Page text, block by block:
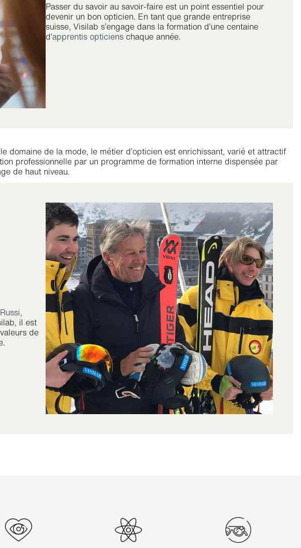
Passer du savoir au savoir-faire est un point essentiel pour
devenir un bon opticien. En tant que grande entreprise
suisse, Visilab s’engage dans la formation d’une centaine
d’apprentis opticienschaque année.
domaine de la mode, le métier d’opticien est enrichissant, varié et attractif
professionnelle par un programme de formation interne dispensée par
de haut niveau.
,
il est
de